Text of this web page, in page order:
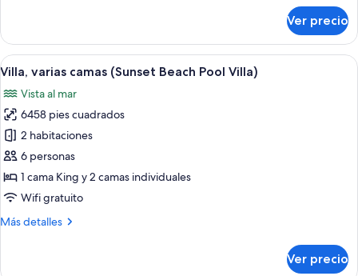
varias
camas
(Water
Villa)
Ver precio
Abrir
todas
las
fotos
de
Villa,
varias
camas
(Sunset
Beach
Un dormitorio moderno con una
7
Villa, varias camas (Sunset Beach Pool Villa)
Vista al mar
6458 pies cuadrados
2 habitaciones
6 personas
1 cama King y 2 camas individuales
Wifi gratuito
Más detalles
Más
Ver precio